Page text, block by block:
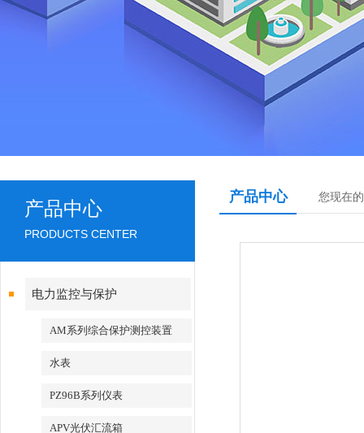
产品中心
PRODUCTS CENTER
电力监控与保护
AM系列综合保护测控装置
水表
PZ96B系列仪表
APV光伏汇流箱
产品中心 您现在